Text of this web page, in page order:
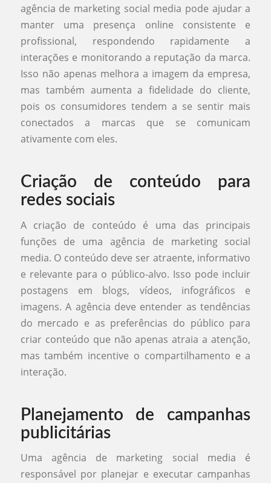
agência de marketing social media pode ajudar a
manter uma presença online consistente e
profissional, respondendo rapidamente a
interações e monitorando a reputação da marca.
Isso não apenas melhora a imagem da empresa,
mas também aumenta a fidelidade do cliente,
pois os consumidores tendem a se sentir mais
conectados a marcas que se comunicam
ativamente com eles.
Criação de conteúdo para
redes sociais
A criação de conteúdo é uma das principais
funções de uma agência de marketing social
media. O conteúdo deve ser atraente, informativo
e relevante para o público-alvo. Isso pode incluir
postagens em blogs, vídeos, infográficos e
imagens. A agência deve entender as tendências
do mercado e as preferências do público para
criar conteúdo que não apenas atraia a atenção,
mas também incentive o compartilhamento e a
interação.
Planejamento de campanhas
publicitárias
Uma agência de marketing social media é
responsável por planejar e executar campanhas